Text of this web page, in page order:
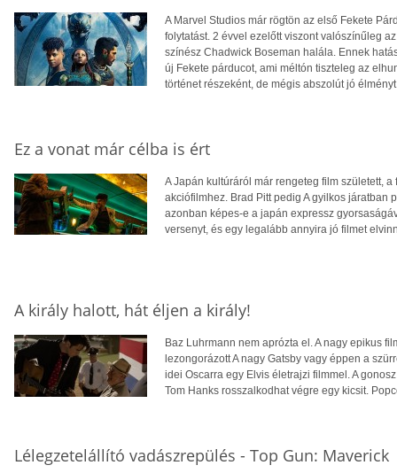
A Marvel Studios már rögtön az első Fekete
folytatást. 2 évvel ezelőtt viszont valószínűleg
színész Chadwick Boseman halála. Ennek
új Fekete párducot, ami méltón tiszteleg az
történet részeként, de mégis abszolút jó
Ez a vonat már célba is ért
A Japán kultúráról már rengeteg film született,
akciófilmhez. Brad Pitt pedig A gyilkos járatban
azonban képes-e a japán expressz
versenyt, és egy legalább annyira jó filmet
A király halott, hát éljen a király!
Baz Luhrmann nem aprózta el. A nagy epikus
lezongorázott A nagy Gatsby vagy éppen a
idei Oscarra egy Elvis életrajzi filmmel. A
Tom Hanks rosszalkodhat végre egy kicsit.
Lélegzetelállító vadászrepülés - Top Gun: Maverick